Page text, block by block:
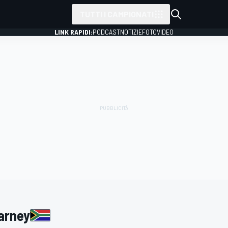
LINK RAPIDI:PODCASTNOTIZIEFOTOVIDEO